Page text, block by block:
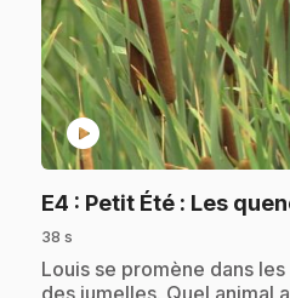
play_circle
E4 : Petit Été : Les
38 s
.Louis se promène dans
des jumelles. Quel animal